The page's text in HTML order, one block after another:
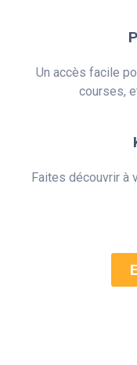
Un accès facile
courses,
Faites découvrir à